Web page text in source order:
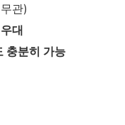
관)
대
충분히 가능